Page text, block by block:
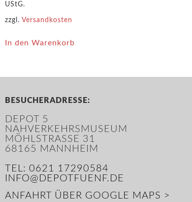
UStG.
zzgl. Versandkosten
In den Warenkorb
BESUCHERADRESSE:
DEPOT 5
NAHVERKEHRSMUSEUM
MÖHLSTRASSE 31
68165 MANNHEIM
TEL: 0621 17290584
INFO@DEPOTFUENF.DE
ANFAHRT ÜBER GOOGLE MAPS >